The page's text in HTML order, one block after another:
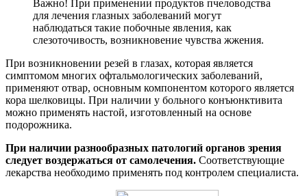
Важно! При применении продуктов пчеловодства
для лечения глазных заболеваний могут
наблюдаться такие побочные явления, как
слезоточивость, возникновение чувства жжения.
При возникновении резей в глазах, которая является
симптомом многих офтальмологических заболеваний,
применяют отвар, основным компонентом которого является
кора шелковицы. При наличии у больного конъюнктивита
можно применять настой, изготовленный на основе
подорожника.
При наличии разнообразных патологий органов зрения
следует воздержаться от самолечения. Соответствующие
лекарства необходимо применять под контролем специалиста.